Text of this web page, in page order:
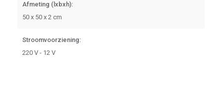
Afmeting (lxbxh):
50 x 50 x 2 cm
Stroomvoorziening:
220 V - 12 V